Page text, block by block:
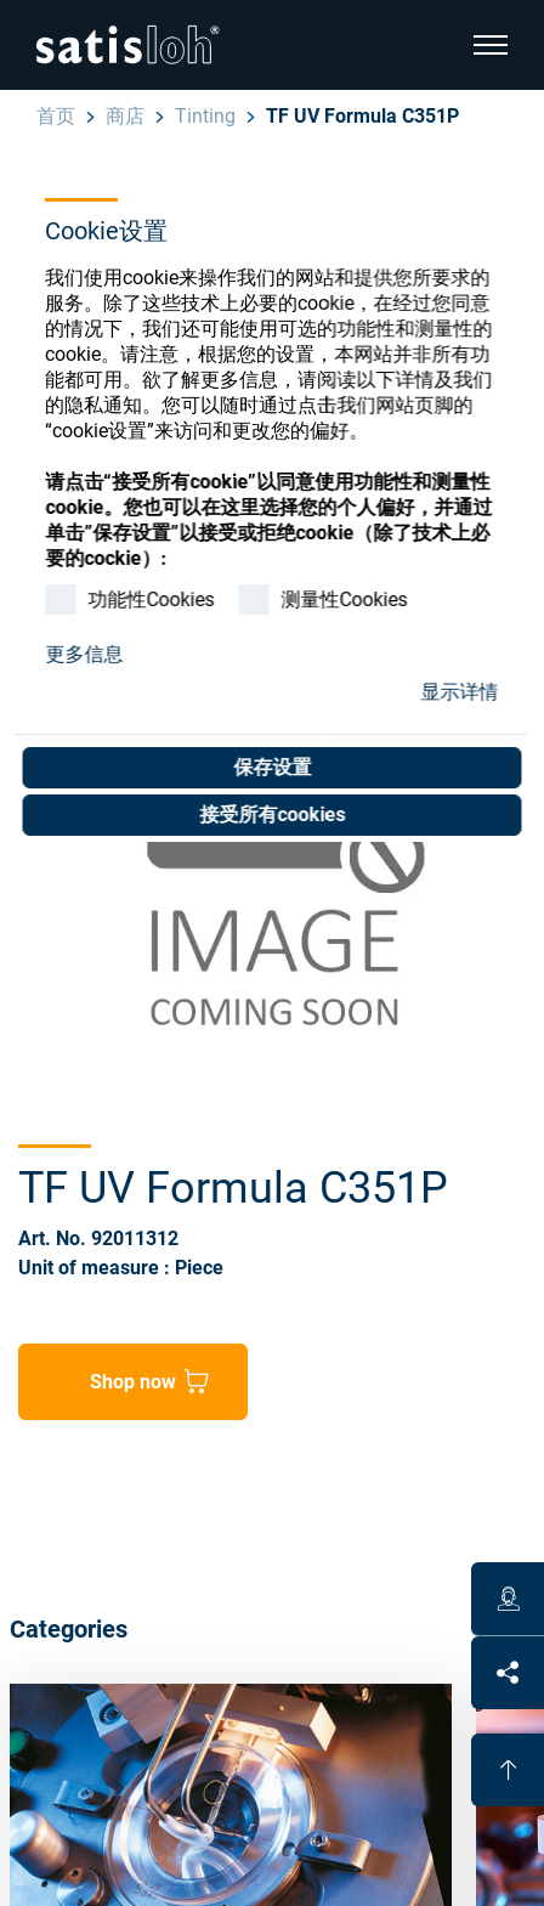
Cookie设置
我们使用cookie来操作我们的网站和提供您所要求的
服务。除了这些技术上必要的cookie，在经过您同意
的情况下，我们还可能使用可选的功能性和测量性的
cookie。请注意，根据您的设置，本网站并非所有功
能都可用。欲了解更多信息，请阅读以下详情及我们
的隐私通知。您可以随时通过点击我们网站页脚的
“cookie设置”来访问和更改您的偏好。
请点击“接受所有cookie”以同意使用功能性和测量性
cookie。您也可以在这里选择您的个人偏好，并通过
单击”保存设置”以接受或拒绝cookie（除了技术上必
要的cockie）:
功能性Cookies
测量性Cookies
更多信息
显示详情
保存设置
接受所有cookies
显示页
汉语
眼镜光学
精密光学
加入我们
Store
隐藏页面导航
English
Deutsch
Español
Français
首页 商店 Tinting TF UV Formula C351P
眼镜光学耗材商店
注册或登录以访问您的帐户，并了解我们的各
种眼镜光学耗材
注册 登录
TF UV Formula C351P
Art. No. 92011312
Unit of measure : Piece
Shop now
Categories